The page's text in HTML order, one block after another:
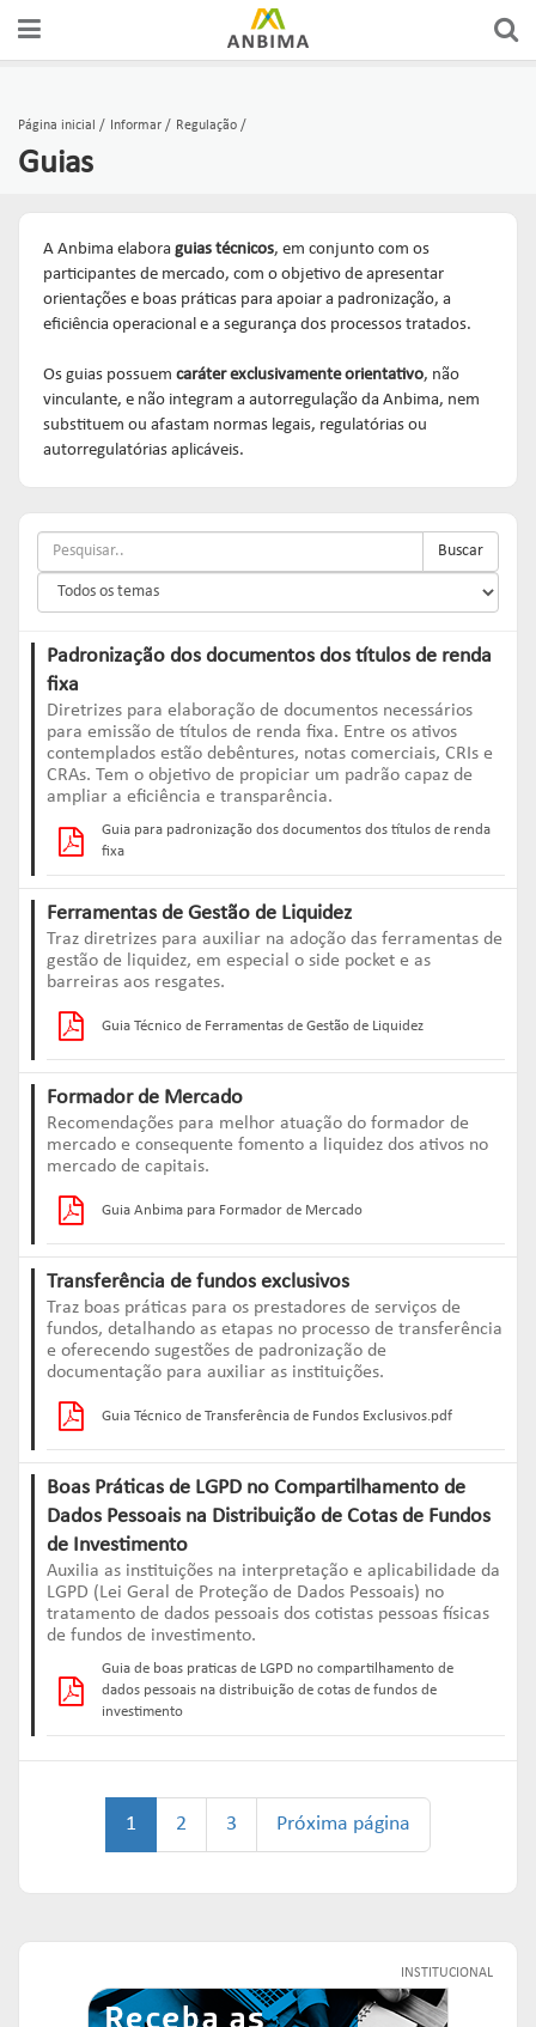
GOVERNANÇA
ASSOCIADOS
COMUNICADOS OFICIAIS
PUBLICAÇÕES
Links mais acessados:
governança
DIRETORIA
associados
LISTA DE ASSOCIADOS
publicações
NOTÍCIAS
FERRAMENTAS
ESTATÍSTICAS
RANKINGS
RELATÓRIOS
INFORMAR
Links mais acessados:
estatísticas
CONSOLIDADO DIÁRIO DE
FUNDOS
estatísticas
PROJEÇÕES IPCA E IGP-M
fundos de investimentos
ENVIO DE DADOS
entenda o compromisso
INFORMAR
GRUPOS CONSULTIVOS
FÓRUNS DE APOIO
GUIAS DE BOAS PRÁTICAS
Links mais acessados:
fóruns de representação
GESTÃO DE FUNDOS
grupos consultivos permanentes
MACROECONÔMICO
documentos
NOTÍCIAS
documentos
BIBLIOTECA DE
DOCUMENTOS
REPRESENTAR
CÓDIGOS
SUPERVISÃO
SOLICITAÇÕES & SERVIÇOS
ORGANISMOS DE SUPERVISÃO
Links mais acessados:
autorregulação
INSTITUIÇÕES
solicitações
HABILITAÇÃO DE
ADMINISTRADORES
COMO ADERIR
sistemas
SSM
AUTORREGULAR
CURSOS
EDUCAÇÃO DO INVESTIDOR
EDUCAR
Links mais acessados:
plataforma
transição
CPA-10, CPA-20 E CEA
EDUCAR
Página inicial Informar Regulação
Guias
A Anbima elabora guias técnicos, em conjunto com os
participantes de mercado, com o objetivo de apresentar
orientações e boas práticas para apoiar a padronização, a
eficiência operacional e a segurança dos processos tratados.
Os guias possuem caráter exclusivamente orientativo, não
vinculante, e não integram a autorregulação da Anbima, nem
substituem ou afastam normas legais, regulatórias ou
autorregulatórias aplicáveis.
Buscar
Padronização dos documentos dos títulos de renda
fixa
Diretrizes para elaboração de documentos necessários
para emissão de títulos de renda fixa. Entre os ativos
contemplados estão debêntures, notas comerciais, CRIs e
CRAs. Tem o objetivo de propiciar um padrão capaz de
ampliar a eficiência e transparência.
Guia para padronização dos documentos dos títulos de renda
fixa
Ferramentas de Gestão de Liquidez
Traz diretrizes para auxiliar na adoção das ferramentas de
gestão de liquidez, em especial o side pocket e as
barreiras aos resgates.
Guia Técnico de Ferramentas de Gestão de Liquidez
Formador de Mercado
Recomendações para melhor atuação do formador de
mercado e consequente fomento a liquidez dos ativos no
mercado de capitais.
Guia Anbima para Formador de Mercado
Transferência de fundos exclusivos
Traz boas práticas para os prestadores de serviços de
fundos, detalhando as etapas no processo de transferência
e oferecendo sugestões de padronização de
documentação para auxiliar as instituições.
Guia Técnico de Transferência de Fundos Exclusivos.pdf
Boas Práticas de LGPD no Compartilhamento de
Dados Pessoais na Distribuição de Cotas de Fundos
de Investimento
Auxilia as instituições na interpretação e aplicabilidade da
LGPD (Lei Geral de Proteção de Dados Pessoais) no
tratamento de dados pessoais dos cotistas pessoas físicas
de fundos de investimento.
Guia de boas praticas de LGPD no compartilhamento de
dados pessoais na distribuição de cotas de fundos de
investimento
1 2 3 Próxima página
INSTITUCIONAL